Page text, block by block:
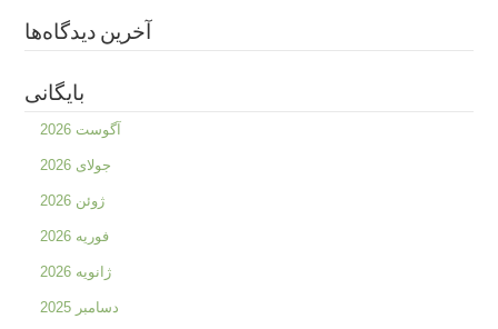
آخرین دیدگاه‌ها
بایگانی
آگوست 2026
جولای 2026
ژوئن 2026
فوریه 2026
ژانویه 2026
دسامبر 2025